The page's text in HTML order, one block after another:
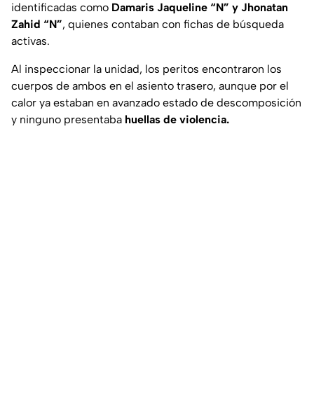
identificadas como Damaris Jaqueline “N” y Jhonatan
Zahid “N”, quienes contaban con fichas de búsqueda
activas.
Al inspeccionar la unidad, los peritos encontraron los
cuerpos de ambos en el asiento trasero, aunque por el
calor ya estaban en avanzado estado de descomposición
y ninguno presentaba huellas de violencia.